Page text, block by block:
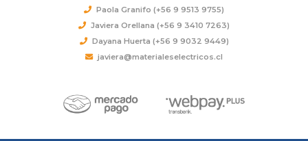
Paola Granifo (+56 9 9513 9755)
Javiera Orellana (+56 9 3410 7263)
Dayana Huerta (+56 9 9032 9449)
javiera@materialeselectricos.cl